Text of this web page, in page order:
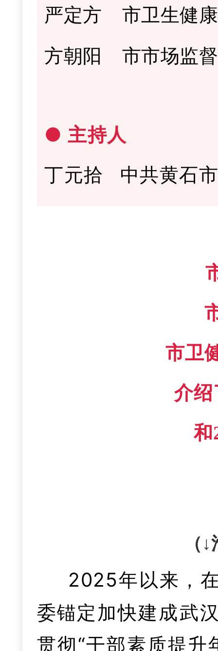
严定方
市卫生健
方朝阳
市市场监
● 主持人
丁元拾 中共黄石
市卫
介绍
和
（
2025年以来，
委锚定加快建成武
贯彻“干部素质提升